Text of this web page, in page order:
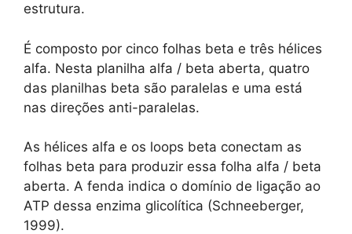
estrutura.
É composto por cinco folhas beta e três hélices
alfa. Nesta planilha alfa / beta aberta, quatro
das planilhas beta são paralelas e uma está
nas direções anti-paralelas.
As hélices alfa e os loops beta conectam as
folhas beta para produzir essa folha alfa / beta
aberta. A fenda indica o domínio de ligação ao
ATP dessa enzima glicolítica (Schneeberger,
1999).